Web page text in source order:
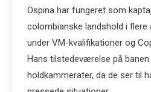
Ospina har fungeret som
colombianske landshold i
under VM-kvalifikationer og
Hans tilstedeværelse på banen
holdkammerater, da de ser til